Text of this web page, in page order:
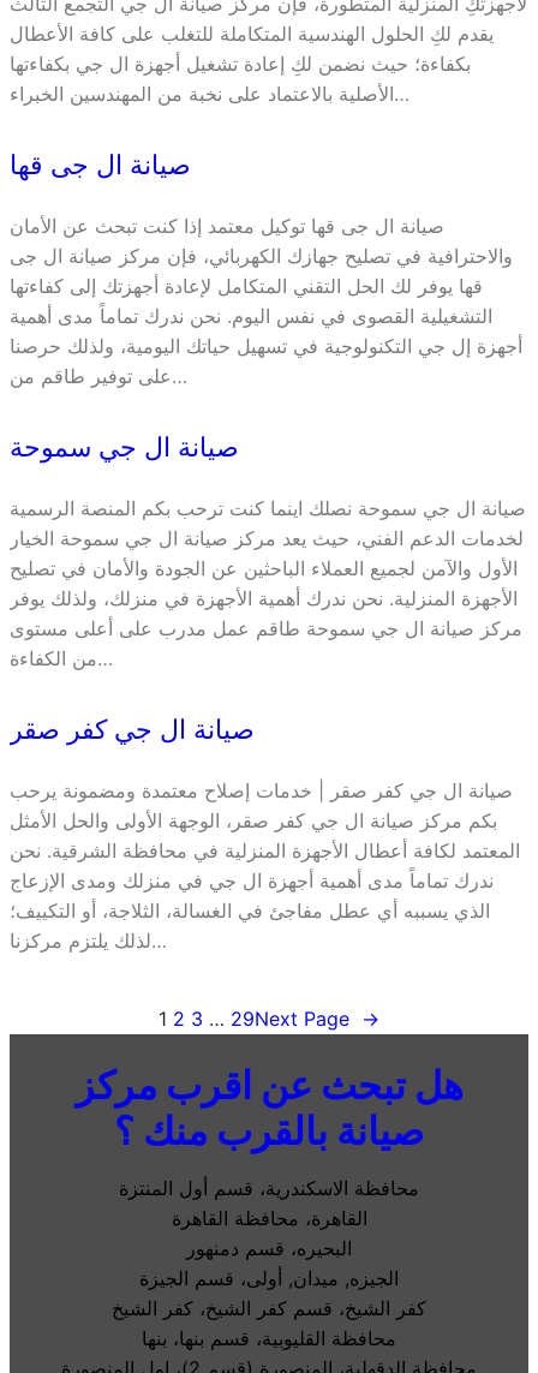
يقدم لكِ الحلول الهندسية المتكاملة للتغلب على كافة الأعطال
بكفاءة؛ حيث نضمن لكِ إعادة تشغيل أجهزة ال جي بكفاءتها
الأصلية بالاعتماد على نخبة من المهندسين الخبراء…
صيانة ال جى قها
صيانة ال جى قها توكيل معتمد إذا كنت تبحث عن الأمان
والاحترافية في تصليح جهازك الكهربائي، فإن مركز صيانة ال جى
قها يوفر لك الحل التقني المتكامل لإعادة أجهزتك إلى كفاءتها
التشغيلية القصوى في نفس اليوم. نحن ندرك تماماً مدى أهمية
أجهزة إل جي التكنولوجية في تسهيل حياتك اليومية، ولذلك حرصنا
على توفير طاقم من…
صيانة ال جي سموحة
صيانة ال جي سموحة نصلك اينما كنت ترحب بكم المنصة الرسمية
لخدمات الدعم الفني، حيث يعد مركز صيانة ال جي سموحة الخيار
الأول والآمن لجميع العملاء الباحثين عن الجودة والأمان في تصليح
الأجهزة المنزلية. نحن ندرك أهمية الأجهزة في منزلك، ولذلك يوفر
مركز صيانة ال جي سموحة طاقم عمل مدرب على أعلى مستوى
من الكفاءة…
صيانة ال جي كفر صقر
صيانة ال جي كفر صقر | خدمات إصلاح معتمدة ومضمونة يرحب
بكم مركز صيانة ال جي كفر صقر، الوجهة الأولى والحل الأمثل
المعتمد لكافة أعطال الأجهزة المنزلية في محافظة الشرقية. نحن
ندرك تماماً مدى أهمية أجهزة ال جي في منزلك ومدى الإزعاج
الذي يسببه أي عطل مفاجئ في الغسالة، الثلاجة، أو التكييف؛
لذلك يلتزم مركزنا…
1 2 3 … 29Next Page →
هل تبحث عن اقرب مركز
صيانة بالقرب منك ؟
محافظة الاسكندرية، قسم أول المنتزة
القاهرة، محافظة القاهرة
البحيره، قسم دمنهور
الجيزه, ميدان, أولى، قسم الجيزة
كفر الشيخ، قسم كفر الشيخ، كفر الشيخ
محافظة القليوبية، قسم بنها، بنها
محافظة الدقهلية، المنصورة (قسم 2)، اول المنصورة